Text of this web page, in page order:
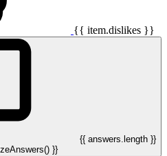
{{ item.dislikes }}
{{ answers.length }}
}}